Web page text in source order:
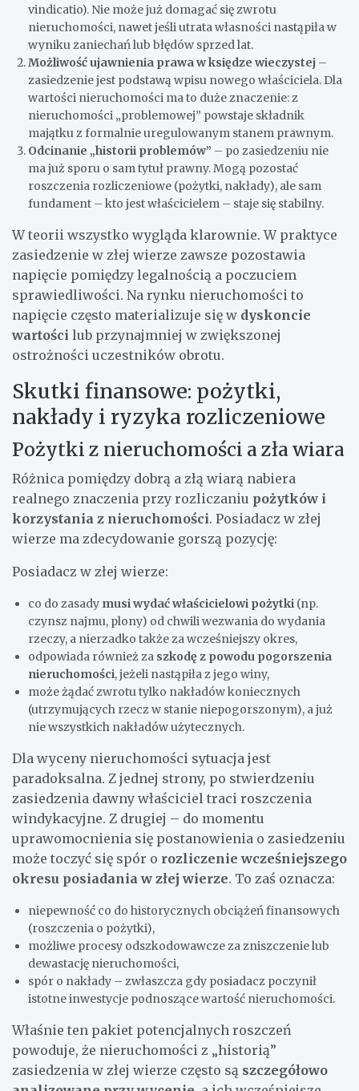
vindicatio). Nie może już domagać się zwrotu
nieruchomości, nawet jeśli utrata własności nastąpiła w
wyniku zaniechań lub błędów sprzed lat.
Możliwość ujawnienia prawa w księdze wieczystej –
zasiedzenie jest podstawą wpisu nowego właściciela. Dla
wartości nieruchomości ma to duże znaczenie: z
nieruchomości „problemowej” powstaje składnik
majątku z formalnie uregulowanym stanem prawnym.
Odcinanie „historii problemów” – po zasiedzeniu nie
ma już sporu o sam tytuł prawny. Mogą pozostać
roszczenia rozliczeniowe (pożytki, nakłady), ale sam
fundament – kto jest właścicielem – staje się stabilny.
W teorii wszystko wygląda klarownie. W praktyce
zasiedzenie w złej wierze zawsze pozostawia
napięcie pomiędzy legalnością a poczuciem
sprawiedliwości. Na rynku nieruchomości to
napięcie często materializuje się w dyskoncie
wartości lub przynajmniej w zwiększonej
ostrożności uczestników obrotu.
Skutki finansowe: pożytki,
nakłady i ryzyka rozliczeniowe
Pożytki z nieruchomości a zła wiara
Różnica pomiędzy dobrą a złą wiarą nabiera
realnego znaczenia przy rozliczaniu pożytków i
korzystania z nieruchomości. Posiadacz w złej
wierze ma zdecydowanie gorszą pozycję:
Posiadacz w złej wierze:
co do zasady musi wydać właścicielowi pożytki (np.
czynsz najmu, plony) od chwili wezwania do wydania
rzeczy, a nierzadko także za wcześniejszy okres,
odpowiada również za szkodę z powodu pogorszenia
nieruchomości, jeżeli nastąpiła z jego winy,
może żądać zwrotu tylko nakładów koniecznych
(utrzymujących rzecz w stanie niepogorszonym), a już
nie wszystkich nakładów użytecznych.
Dla wyceny nieruchomości sytuacja jest
paradoksalna. Z jednej strony, po stwierdzeniu
zasiedzenia dawny właściciel traci roszczenia
windykacyjne. Z drugiej – do momentu
uprawomocnienia się postanowienia o zasiedzeniu
może toczyć się spór o rozliczenie wcześniejszego
okresu posiadania w złej wierze. To zaś oznacza:
niepewność co do historycznych obciążeń finansowych
(roszczenia o pożytki),
możliwe procesy odszkodowawcze za zniszczenie lub
dewastację nieruchomości,
spór o nakłady – zwłaszcza gdy posiadacz poczynił
istotne inwestycje podnoszące wartość nieruchomości.
Właśnie ten pakiet potencjalnych roszczeń
powoduje, że nieruchomości z „historią”
zasiedzenia w złej wierze często są szczegółowo